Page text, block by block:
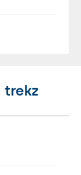
trekz